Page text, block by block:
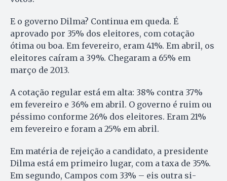
E o governo Dilma? Continua em queda. É
aprovado por 35% dos eleitores, com cotação
ótima ou boa. Em fevereiro, eram 41%. Em abril, os
eleitores caíram a 39%. Chegaram a 65% em
março de 2013.
A cotação regular está em alta: 38% contra 37%
em fevereiro e 36% em abril. O governo é ruim ou
péssimo conforme 26% dos eleitores. Eram 21%
em fevereiro e foram a 25% em abril.
Em matéria de rejeição a candidato, a presidente
Dilma está em primeiro lu­gar, com a taxa de 35%.
Em segundo, Campos com 33% – eis outra si­